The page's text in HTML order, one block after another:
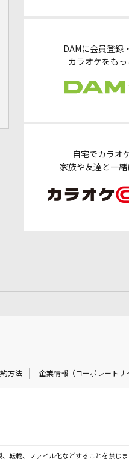
DAMに会員登録
カラオケをもっ
自宅でカラオ
家族や友達と一緒
約方法 企業情報（コーポレートサ
転載、ファイル化などすることを禁じま